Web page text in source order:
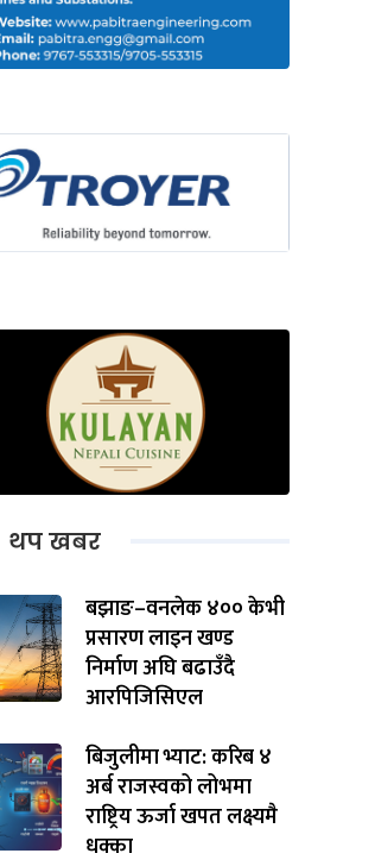
थप खबर
बझाङ–वनलेक ४०० केभी
प्रसारण लाइन खण्ड
निर्माण अघि बढाउँदै
आरपिजिसिएल
बिजुलीमा भ्याट: करिब ४
अर्ब राजस्वको लोभमा
राष्ट्रिय ऊर्जा खपत लक्ष्यमै
धक्का